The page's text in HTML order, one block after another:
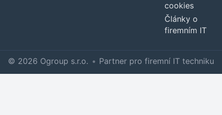
cookies
Články o
firemním IT
© 2026 Ogroup s.r.o. • Partner pro firemní IT techniku